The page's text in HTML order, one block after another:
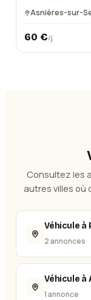
Asnières-sur-
60 €/j
Consultez les
autres villes où
Véhicule à
2 annonces
Véhicule à
1 annonce